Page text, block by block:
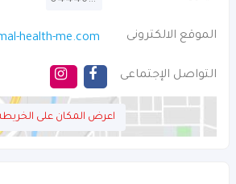
الموقع الالكترونى health-me.com
التواصل الإجتماعى
اعرض المكان على